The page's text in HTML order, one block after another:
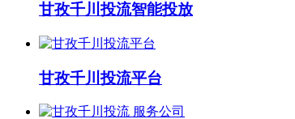
甘孜千川投流智能投放
甘孜千川投流平台